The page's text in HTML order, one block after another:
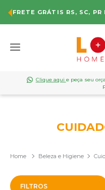
FRETE GRÁTIS RS, SC, PR
Clique aqui e peça seu
Beleza e Higiene
FILTROS